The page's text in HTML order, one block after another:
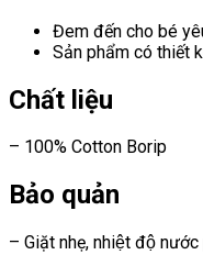
Đem đến cho bé
Sản phẩm có thiết
Chất liệu
– 100% Cotton Borip
Bảo quản
– Giặt nhẹ, nhiệt độ